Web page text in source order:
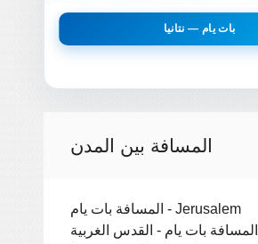
بات يام — نتانيا
المسافة بين المدن
المسافة بات يام - Jerusalem
المسافة بات يام - القدس الغربية